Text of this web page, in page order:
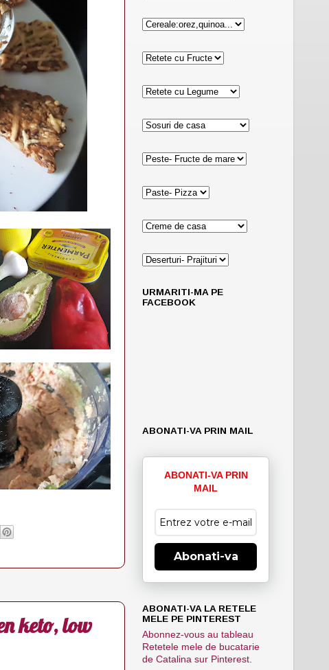
keto, low
URMARITI-MA PE
FACEBOOK
ABONATI-VA PRIN MAIL
ABONATI-VA PRIN
MAIL
Abonati-va
ABONATI-VA LA RETELE
MELE PE PINTEREST
Abonnez-vous au tableau
Retetele mele de bucatarie
de Catalina sur Pinterest.